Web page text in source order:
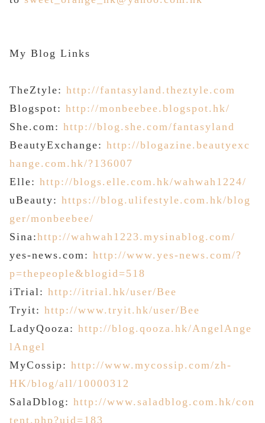
My Blog Links
TheZtyle: http://fantasyland.theztyle.com
Blogspot: http://monbeebee.blogspot.hk/
She.com: http://blog.she.com/fantasyland
BeautyExchange: http://blogazine.beautyexc
hange.com.hk/?136007
Elle: http://blogs.elle.com.hk/wahwah1224/
uBeauty: https://blog.ulifestyle.com.hk/blog
ger/monbeebee/
Sina:http://wahwah1223.mysinablog.com/
yes-news.com: http://www.yes-news.com/?
p=thepeople&blogid=518
iTrial: http://itrial.hk/user/Bee
Tryit: http://www.tryit.hk/user/Bee
LadyQooza: http://blog.qooza.hk/AngelAnge
lAngel
MyCossip: http://www.mycossip.com/zh-
HK/blog/all/10000312
SalaDblog: http://www.saladblog.com.hk/con
tent.php?uid=183